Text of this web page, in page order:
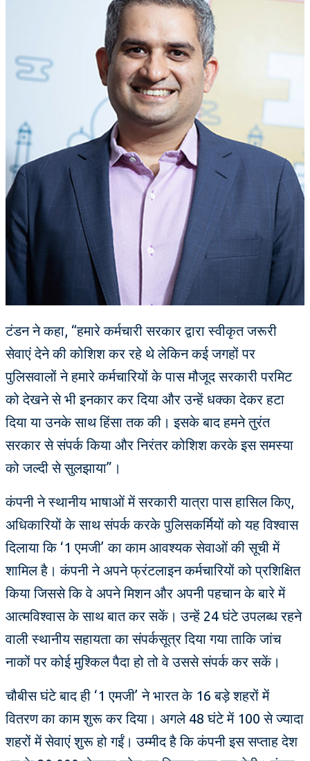
टंडन ने कहा, “हमारे कर्मचारी सरकार द्वारा स्वीकृत जरूरी
सेवाएं देने की कोशिश कर रहे थे लेकिन कई जगहों पर
पुलिसवालों ने हमारे कर्मचारियों के पास मौजूद सरकारी परमिट
को देखने से भी इनकार कर दिया और उन्हें धक्का देकर हटा
दिया या उनके साथ हिंसा तक की। इसके बाद हमने तुरंत
सरकार से संपर्क किया और निरंतर कोशिश करके इस समस्या
को जल्दी से सुलझाया”।
कंपनी ने स्थानीय भाषाओं में सरकारी यात्रा पास हासिल किए,
अधिकारियों के साथ संपर्क करके पुलिसकर्मियों को यह विश्वास
दिलाया कि ‘1 एमजी’ का काम आवश्यक सेवाओं की सूची में
शामिल है। कंपनी ने अपने फ्रंटलाइन कर्मचारियों को प्रशिक्षित
किया जिससे कि वे अपने मिशन और अपनी पहचान के बारे में
आत्मविश्वास के साथ बात कर सकें। उन्हें 24 घंटे उपलब्ध रहने
वाली स्थानीय सहायता का संपर्कसूत्र दिया गया ताकि जांच
नाकों पर कोई मुश्किल पैदा हो तो वे उससे संपर्क कर सकें।
चौबीस घंटे बाद ही ‘1 एमजी’ ने भारत के 16 बड़े शहरों में
वितरण का काम शुरू कर दिया। अगले 48 घंटे में 100 से ज्यादा
शहरों में सेवाएं शुरू हो गईं। उम्मीद है कि कंपनी इस सप्ताह देश